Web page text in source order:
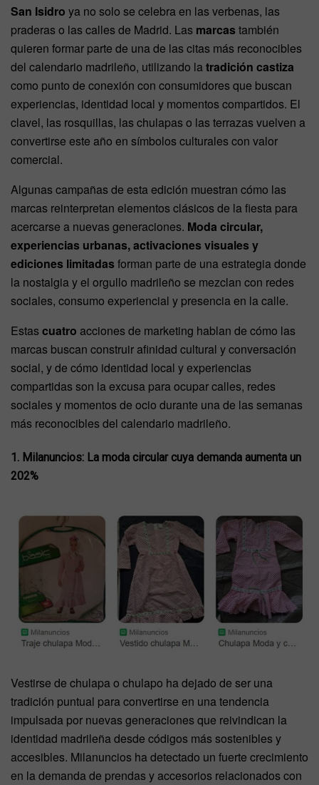
San Isidro ya no solo se celebra en las verbenas, las
praderas o las calles de Madrid. Las marcas también
quieren formar parte de una de las citas más reconocibles
del calendario madrileño, utilizando latradición castiza
como punto de conexión con consumidores que buscan
experiencias, identidad local y momentos compartidos. El
clavel, las rosquillas, las chulapas o las terrazas vuelven a
convertirse este año en símbolos culturales con valor
comercial.
Algunas campañas de esta edición muestran cómo las
marcas reinterpretan elementos clásicos de la fiesta para
acercarse a nuevas generaciones. Moda circular,
experiencias urbanas, activaciones visuales y
ediciones limitadas forman parte de una estrategia donde
la nostalgia y el orgullo madrileño se mezclan con redes
sociales, consumo experiencial y presencia en la calle.
Estascuatro acciones de marketing hablan de cómo las
marcas buscan construir afinidad cultural y conversación
social, y de cómo identidad local y experiencias
compartidas son la excusa para ocupar calles, redes
sociales y momentos de ocio durante una de las semanas
más reconocibles del calendario madrileño.
1. Milanuncios: La moda circular cuya demanda aumenta un
202%
Vestirse de chulapa o chulapo ha dejado de ser una
tradición puntual para convertirse en una tendencia
impulsada por nuevas generaciones que reivindican la
identidad madrileña desde códigos más sostenibles y
accesibles. Milanuncios ha detectado un fuerte crecimiento
en la demanda de prendas y accesorios relacionados con